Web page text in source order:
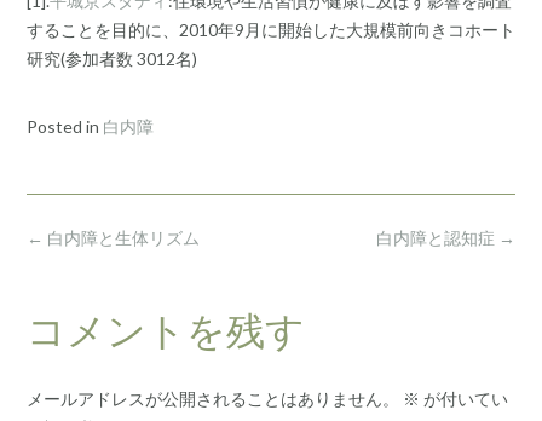
することを目的に、2010年9月に開始した大規模前向きコホート
研究(参加者数 3012名)
Posted in 白内障
Post
白内障と認知症 →
← 白内障と生体リズム
コメントを残す
メールアドレスが公開されることはありません。 ※ が付いてい